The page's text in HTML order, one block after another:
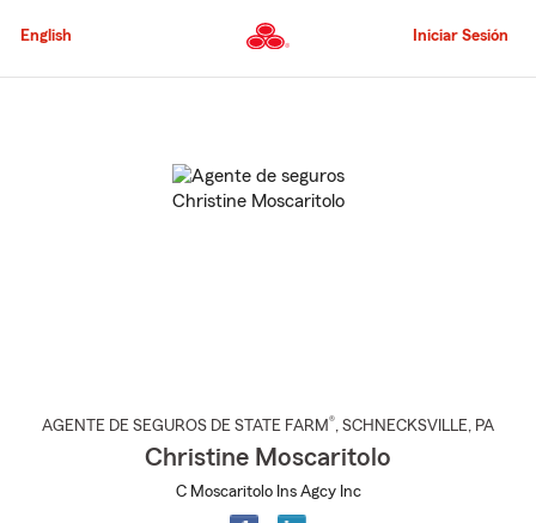
al
principal
English Iniciar Sesión
AGENTE DE SEGUROS DE STATE FARM®, SCHNECKSVILLE, PA
Christine Moscaritolo
C Moscaritolo Ins Agcy Inc